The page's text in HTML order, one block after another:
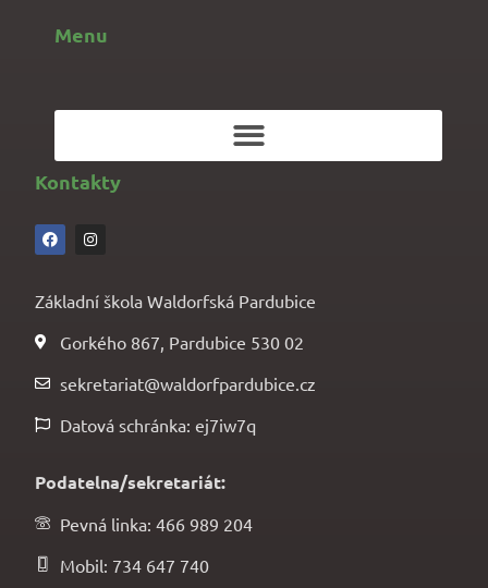
Menu
Kontakty
Základní škola Waldorfská Pardubice
Gorkého 867, Pardubice 530 02
sekretariat@waldorfpardubice.cz
Datová schránka: ej7iw7q
Podatelna/sekretariát:
Pevná linka: 466 989 204
Mobil: 734 647 740